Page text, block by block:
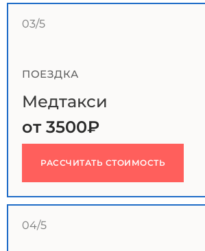
03/5
ПОЕЗДКА
Медтакси
от 3500₽
РАССЧИТАТЬ СТОИМОСТЬ
04/5